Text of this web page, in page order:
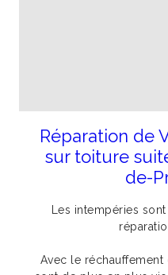
Réparation de
sur toiture
de-
Les intempéries
Avec le